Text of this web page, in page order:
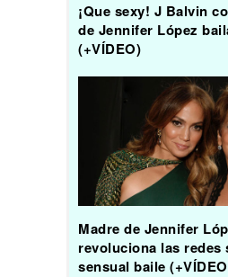
¡Que sexy! J Balvin
de Jennifer López
(+VÍDEO)
Madre de Jennifer
revoluciona las redes
sensual baile